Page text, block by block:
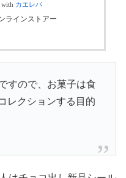
with カエレバ
ラインストアー
すので、お菓子は食
レクションする目的